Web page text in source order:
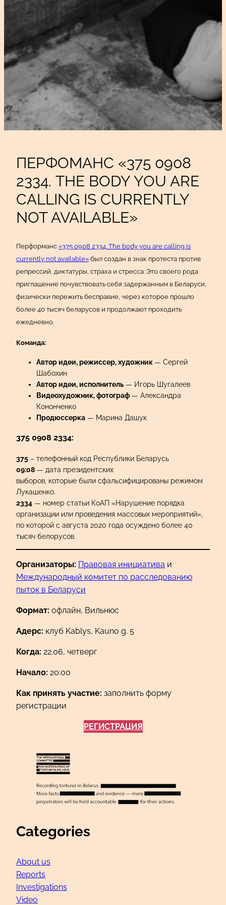
ПЕРФОМАНС «375 0908
2334. THE BODY YOU ARE
CALLING IS CURRENTLY
NOT AVAILABLE»
Перформанс «375 0908 2334. The body you are calling is
currently not available» был создан в знак протеста против
репрессий, диктатуры, страха и стресса. Это своего рода
приглашение почувствовать себя задержанным в Беларуси,
физически пережить бесправие, через которое прошло
более 40 тысяч беларусов и продолжают проходить
ежедневно.
Команда:
Автор идеи, режиссер, художник — Сергей
Шабохин
Автор идеи, исполнитель — Игорь Шугалеев
Видеохудожник, фотограф — Александра
Кононченко
Продюссерка — Марина Дашук
375 0908 2334:
375 – телефонный код Республики Беларусь
09:08 — дата президентских
выборов, которые были сфальсифицированы режимом
Лукашенко.
2334 — номер статьи КоАП «Нарушение порядка
организации или проведения массовых мероприятий»,
по которой с августа 2020 года осуждено более 40
тысяч белорусов.
Организаторы: Правовая инициатива и
Международный комитет по расследованию
пыток в Беларуси
Формат: офлайн, Вильнюс
Адерс: клуб Kablys, Kauno g. 5
Когда: 22.06, четверг
Начало: 20:00
Как принять участие: заполнить форму
регистрации
РЕГИСТРАЦИЯ
Categories
About us
Reports
Investigations
Video